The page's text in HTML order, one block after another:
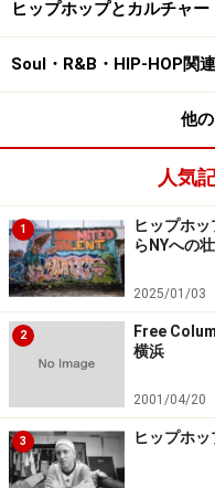
ヒップホップアーティ
フルなウィッグや派
ファッション界でも
のブランドの広告塔も
Nicki Minaj “Only”
ヒップホップとカルチャー
Soul・R&B・HIP-HOP関
他
人気
1
ヒップホ
らNYへの
2025/01/03
2
Free
横浜
2001/04/20
3 ヒップホ